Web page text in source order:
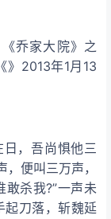
乔家大院》之
》2013年1月13
，吾尚惧他三
便叫三万声，
敢杀我?”一声未
起刀落，斩魏延